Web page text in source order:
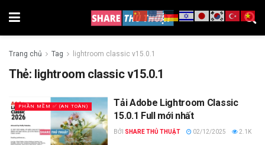
Trang chủ Tag lightroom classic v15.0.1
Thẻ: lightroom classic v15.0.1
PHẦN MỀM ✅ (AN TOÀN)
Tải Adobe Lightroom Classic
15.0.1 Full mới nhất
BỞI SHARE THỦ THUẬT 02/12/2025 2.1K